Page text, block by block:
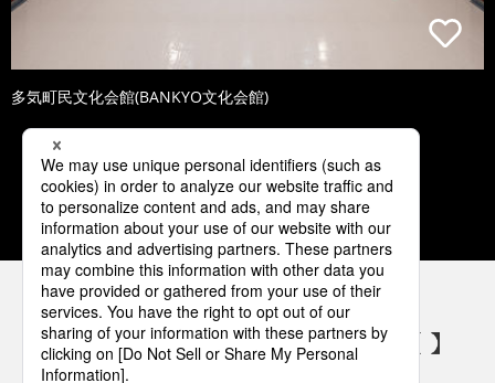
多気町民文化会館(BANKYO文化会館)
1 2 3 4 5
パナソニックの電気設備 SNSアカウント